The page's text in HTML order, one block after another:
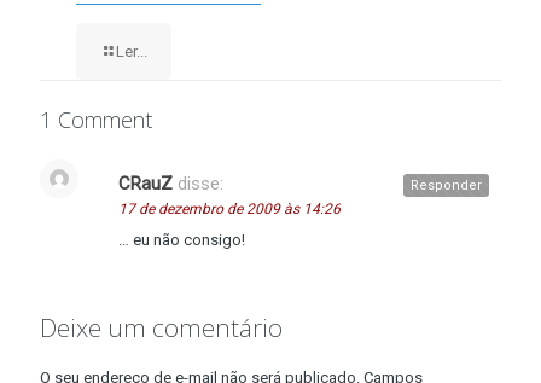
Ler...
1 Comment
CRauZ disse:
17 de dezembro de 2009 às 14:26
… eu não consigo!
Responder
Deixe um comentário
O seu endereço de e-mail não será publicado. Campos